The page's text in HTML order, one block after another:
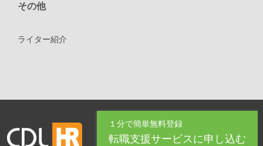
その他
ライター紹介
１分で簡単無料登録
転職支援サービスに申し込む